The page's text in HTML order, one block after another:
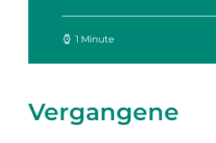
1 Minute
Vergangene